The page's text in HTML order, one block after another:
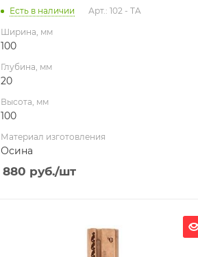
Есть в наличии Арт.: 102 - TA
Ширина, мм
100
Глубина, мм
20
Высота, мм
100
Материал изготовления
Осина
880 руб./шт